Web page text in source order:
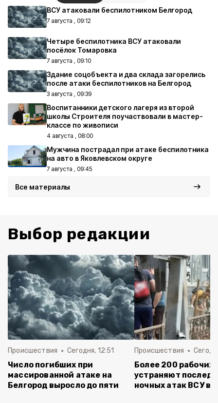
ВСУ атаковали беспилотником Белгород
7 августа , 09:12
Четыре беспилотника ВСУ атаковали
посёлок Томаровка
7 августа , 09:10
Здание соцобъекта и два склада загорелись
после атаки беспилотников на Белгород
3 августа , 09:39
Воспитанники детского лагеря из второй
школы Строителя поучаствовали в мастер-
классе по живописи
4 августа , 08:00
Мужчина пострадал при атаке беспилотника
на авто в Яковлевском округе
7 августа , 09:45
Все материалы
Выбор редакции
Происшествия Сегодня, 12:51
Число погибших при
массированной атаке на
Белгород выросло до пяти
Происшествия
Более 200 рабочих
устраняют
ночных атак ВСУ в